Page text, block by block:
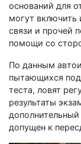
оснований для
могут включить
связи и прочей
помощи со
По данным
пытающихся
теста, ловят
результаты
допущен к